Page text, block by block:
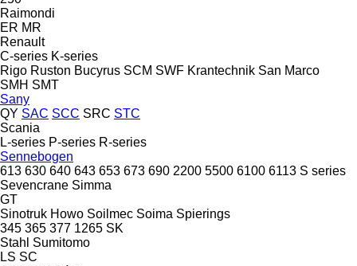
Raimondi
ER MR
Renault
C-series K-series
Rigo Ruston Bucyrus SCM SWF Krantechnik San Marco
SMH SMT
Sany
QY SAC SCC SRC STC
Scania
L-series P-series R-series
Sennebogen
613 630 640 643 653 673 690 2200 5500 6100 6113 S series
Sevencrane Simma
GT
Sinotruk Howo Soilmec Soima Spierings
345 365 377 1265 SK
Stahl Sumitomo
LS SC